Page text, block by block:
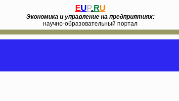
EUP.RU
Экономика и управление на предприятиях:
научно-образовательный портал